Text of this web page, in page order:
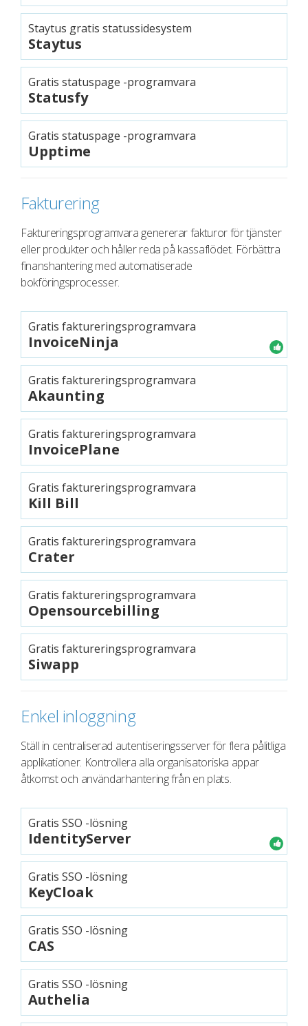
Staytus gratis statussidesystem
Staytus
Gratis statuspage -programvara
Statusfy
Gratis statuspage -programvara
Upptime
Fakturering
Faktureringsprogramvara genererar fakturor för tjänster
eller produkter och håller reda på kassaflödet. Förbättra
finanshantering med automatiserade
bokföringsprocesser.
Gratis faktureringsprogramvara
InvoiceNinja
Gratis faktureringsprogramvara
Akaunting
Gratis faktureringsprogramvara
InvoicePlane
Gratis faktureringsprogramvara
Kill Bill
Gratis faktureringsprogramvara
Crater
Gratis faktureringsprogramvara
Opensourcebilling
Gratis faktureringsprogramvara
Siwapp
Enkel inloggning
Ställ in centraliserad autentiseringsserver för flera pålitliga
applikationer. Kontrollera alla organisatoriska appar
åtkomst och användarhantering från en plats.
Gratis SSO -lösning
IdentityServer
Gratis SSO -lösning
KeyCloak
Gratis SSO -lösning
CAS
Gratis SSO -lösning
Authelia